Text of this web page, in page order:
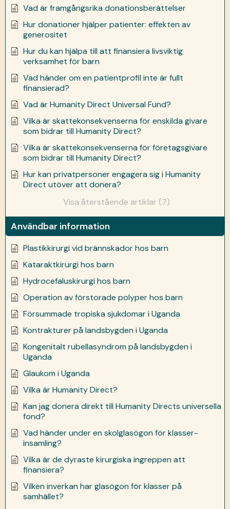
Vad är framgångsrika donationsberättelser
Hur donationer hjälper patienter: effekten av
generositet
Hur du kan hjälpa till att finansiera livsviktig
verksamhet för barn
Vad händer om en patientprofil inte är fullt
finansierad?
Vad är Humanity Direct Universal Fund?
Vilka är skattekonsekvenserna för enskilda givare
som bidrar till Humanity Direct?
Vilka är skattekonsekvenserna för företagsgivare
som bidrar till Humanity Direct?
Hur kan privatpersoner engagera sig i Humanity
Direct utöver att donera?
Visa återstående artiklar (7)
Användbar information
Plastikkirurgi vid brännskador hos barn
Kataraktkirurgi hos barn
Hydrocefaluskirurgi hos barn
Operation av förstorade polyper hos barn
Försummade tropiska sjukdomar i Uganda
Kontrakturer på landsbygden i Uganda
Kongenitalt rubellasyndrom på landsbygden i
Uganda
Glaukom i Uganda
Vilka är Humanity Direct?
Kan jag donera direkt till Humanity Directs universella
fond?
Vad händer under en skolglasögon för klasser-
insamling?
Vilka är de dyraste kirurgiska ingreppen att
finansiera?
Vilken inverkan har glasögon för klasser på
samhället?